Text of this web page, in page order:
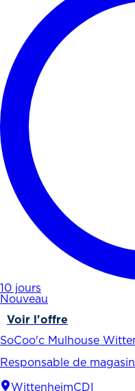
10 jours
Nouveau
Voir l'offre
SoCoo'c Mulhouse
Responsable de
WittenheimCDI